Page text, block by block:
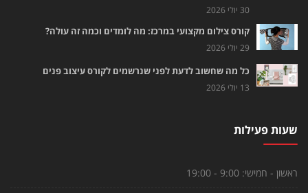
30 יולי 2026
קורס צילום מקצועי במרכז: מה לומדים וכמה זה עולה?
29 יולי 2026
כל מה שחשוב לדעת לפני שנרשמים לקורס עיצוב פנים
13 יולי 2026
שעות פעילות
ראשון - חמישי: 9:00 - 19:00